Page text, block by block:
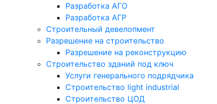
Разработка АГО
Разработка АГР
Строительный девелопмент
Разрешение на строительство
Разрешение на реконструкцию
Строительство зданий под ключ
Услуги генерального подрядчика
Строительство light industrial
Строительство ЦОД